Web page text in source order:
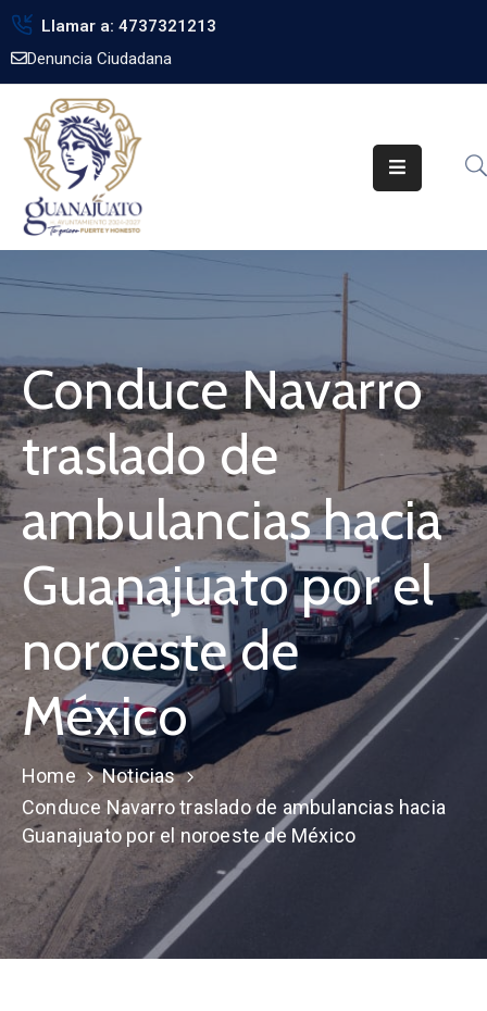
Llamar a: 4737321213
Denuncia Ciudadana
Inicio
Gobierno
Trámites
Noticias
Transparencia
Pública
Biblioteca
Conduce Navarro
traslado de
ambulancias hacia
Guanajuato por el
noroeste de
México
Home
Noticias
Conduce Navarro traslado de ambulancias hacia
Guanajuato por el noroeste de México